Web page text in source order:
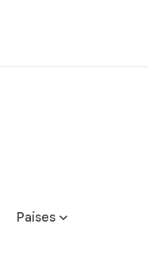
Países